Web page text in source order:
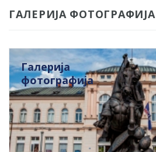
ГАЛЕРИЈА ФОТОГРАФИЈА
Галерија
фотографија